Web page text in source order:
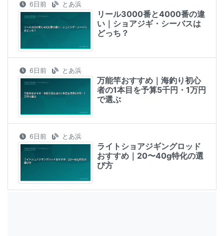
6日前 とあ浜
リール3000番と4000番の違
い｜ショアジギ・シーバスは
どっち？
6日前 とあ浜
万能竿おすすめ｜海釣り初心
者の1本目を予算5千円・1万円
で選ぶ
6日前 とあ浜
ライトショアジギングロッド
おすすめ｜20〜40g特化の選
び方